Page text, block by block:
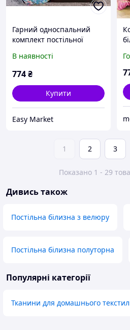
Гарний односпальний
комплект постільної
малюнком квіти та листя
140*220 з компаньйонів
В наявності
774₴
Купити
Easy Market
1 2 3
Показано 1 - 29
Дивись також
Постільна білизна з велюру
Постільна білизна полуторна
Популярні категорії
Тканини для домашнього